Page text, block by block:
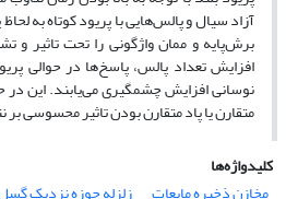
آزاد سیال و پالس‌هایی با پریود کوتاه به
برش‌پایه و ممان واژگونی را تحت تاثیر و
افزایش تعداد پالس، پاسخ‌ها در حوالی
نوسانی افزایش چشمگیری می‌یابند. این
متقارن یا پاد متقارن بودن تاثیر محسوسی
کلیدواژه‌ها